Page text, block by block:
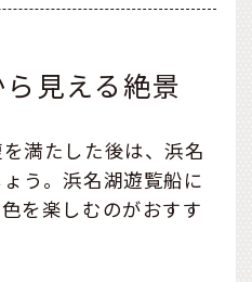
見える絶景
満たした後は、浜名
う。浜名湖遊覧船に
を楽しむのがおすす